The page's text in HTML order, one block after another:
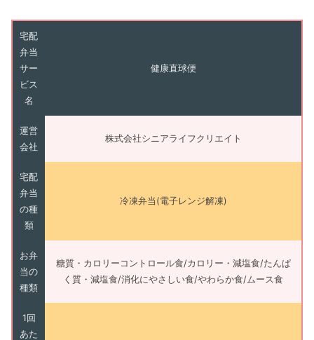
宅配
弁当
サー
ビス
名
健康直球便
運営
会社
株式会社シニアライフクリエイト
宅配
弁当
の種
類
冷凍弁当(電子レンジ解凍)
お弁
当の
種類
糖質・カロリーコントロール食/カロリー・減塩食/たんぱ
く質・減塩食/消化にやさしい食/やわらか食/ムース食
1回
あた